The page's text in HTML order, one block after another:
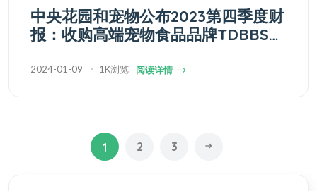
中央花园和宠物公布2023第四季度财
报：收购高端宠物食品品牌TDBBS，
2024-01-09 1K浏览 阅读详情
1 2 3